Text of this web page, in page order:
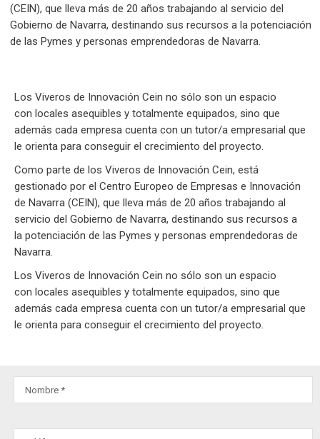
(CEIN), que lleva más de 20 años trabajando al servicio del
Gobierno de Navarra, destinando sus recursos a la potenciación
de las Pymes y personas emprendedoras de Navarra.
Los Viveros de Innovación Cein no sólo son un espacio
con locales asequibles y totalmente equipados, sino que
además cada empresa cuenta con un tutor/a empresarial que
le orienta para conseguir el crecimiento del proyecto.
Como parte de los Viveros de Innovación Cein, está
gestionado por el Centro Europeo de Empresas e Innovación
de Navarra (CEIN), que lleva más de 20 años trabajando al
servicio del Gobierno de Navarra, destinando sus recursos a
la potenciación de las Pymes y personas emprendedoras de
Navarra.
Los Viveros de Innovación Cein no sólo son un espacio
con locales asequibles y totalmente equipados, sino que
además cada empresa cuenta con un tutor/a empresarial que
le orienta para conseguir el crecimiento del proyecto.